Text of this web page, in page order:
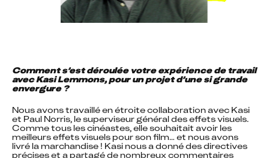
Comment s’est déroulée votre expérience de travail
avec Kasi Lemmons, pour un projet d’une si grande
envergure ?
Nous avons travaillé en étroite collaboration avec Kasi
et Paul Norris, le superviseur général des effets visuels.
Comme tous les cinéastes, elle souhaitait avoir les
meilleurs effets visuels pour son film… et nous avons
livré la marchandise ! Kasi nous a donné des directives
précises et a partagé de nombreux commentaires